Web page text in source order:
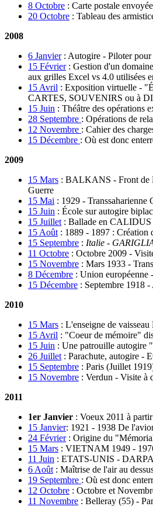
8 Octobre : Carte postale
20 Octobre : Tableau des
2008
6 Janvier: Autogire - Piloter pour
15 Février: Gestion d'un
aux grilles Excel vs 4.0 utilisées
15 Avril : Exposition virtuelle -
CARTES, SOUVENIRS ou à
15 Juin : Théâtre des opérations
28 Septembre : Opérations de
12 Novembre : Cahier des
15 Décembre : Où est donc
2009
15 Mars : BALKANS - Front de
Guerre
15 Mai : 1929 - Transsaharienne
15 Juin : École sur autogire
15 Juillet : Ballade en CALIDUS
15 Août : 1889 - 1897 : Création
15 Septembre : Italie -
11 Octobre : Octobre 2009 -
15 Novembre : Mars 1933 -
8 Décembre : Union européenne
15 Décembre : Septembre 1918
2010
15 Mars : L'enseigne de
15 Avril : "Coeur de mémoire"
15 Juin : Une patrouille autogire
26 Juillet : Parachute, autogire -
15 Septembre : Paris (Juillet
15 Novembre : Verdun - Visite à
2011
1er Janvier : Voeux 2011 à
15 Janvier: 1921 - 1938 De
24 Février: Origine du
15 Mars : VIETNAM 1949 -
11 Juin : ETATS-UNIS - DARPA
6 Août : Maîtrise de l'air au
19 Septembre : Où est donc
12 Octobre : Octobre et
11 Novembre : Belleray (55) -